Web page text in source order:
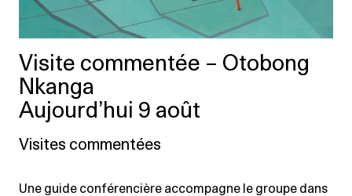
Visite commentée – Otobong
Nkanga
Aujourd’hui 9 août
Visites commentées
Une guide conférencière accompagne le groupe dans